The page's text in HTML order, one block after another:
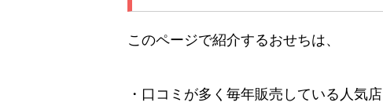
このページで紹介するおせちは、
・口コミが多く毎年販売している人気店